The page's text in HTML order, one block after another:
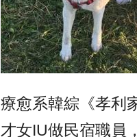
療愈系韓綜《孝利
才女IU做民宿職員